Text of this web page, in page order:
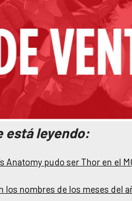
está leyendo:
Anatomy pudo ser Thor en el
los nombres de los meses del